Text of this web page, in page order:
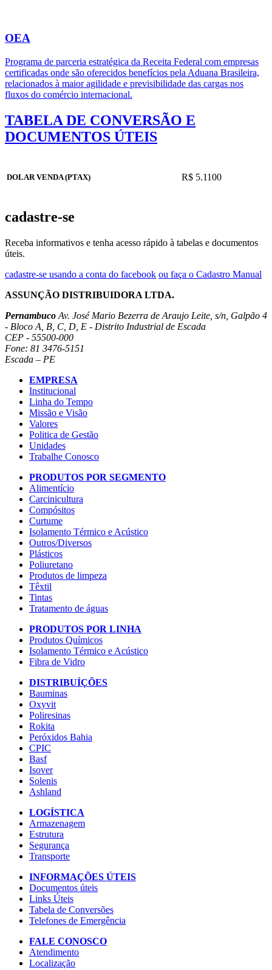
OEA
Programa de parceria estratégica da Receita Federal com empresas
certificadas onde são oferecidos benefícios pela Aduana Brasileira,
relacionados à maior agilidade e previsibilidade das cargas nos
fluxos do comércio internacional.
TABELA DE CONVERSÃO E
DOCUMENTOS ÚTEIS
DOLAR VENDA (PTAX) R$ 5.1100
cadastre-se
Receba informativos e tenha acesso rápido à tabelas e documentos
úteis.
cadastre-se usando a conta do facebook ou faça o Cadastro Manual
ASSUNÇÃO DISTRIBUIDORA LTDA.
Pernambuco Av. José Mario Bezerra de Araujo Leite, s/n, Galpão 4
- Bloco A, B, C, D, E - Distrito Industrial de Escada
CEP - 55500-000
Fone: 81 3476-5151
Escada – PE
EMPRESA
Institucional
Linha do Tempo
Missão e Visão
Valores
Politica de Gestão
Unidades
Trabalhe Conosco
PRODUTOS POR SEGMENTO
Alimentício
Carcinicultura
Compósitos
Curtume
Isolamento Térmico e Acústico
Outros/Diversos
Plásticos
Poliuretano
Produtos de limpeza
Têxtil
Tintas
Tratamento de águas
PRODUTOS POR LINHA
Produtos Químicos
Isolamento Térmico e Acústico
Fibra de Vidro
DISTRIBUÍÇÕES
Bauminas
Oxyvit
Poliresinas
Rokita
Peróxidos Bahia
CPIC
Basf
Isover
Solenis
Ashland
LOGÍSTICA
Armazenagem
Estrutura
Segurança
Transporte
INFORMAÇÕES ÚTEIS
Documentos úteis
Links Úteis
Tabela de Conversões
Telefones de Emergência
FALE CONOSCO
Atendimento
Localização